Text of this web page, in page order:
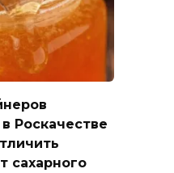
Роскачестве
сахарного